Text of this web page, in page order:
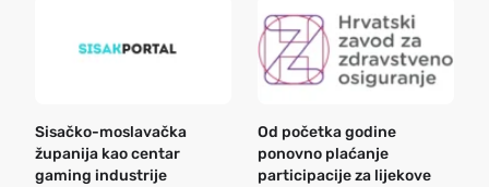
Sisačko-moslavačka
županija kao centar
gaming industrije
Od početka godine
ponovno plaćanje
participacije za lijekove